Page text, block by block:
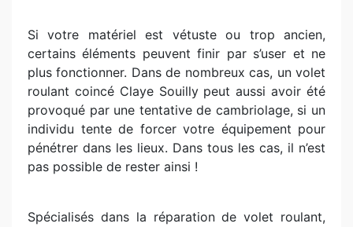
Si votre matériel est vétuste ou trop ancien,
certains éléments peuvent finir par s’user et ne
plus fonctionner. Dans de nombreux cas, un volet
roulant coincé Claye Souilly peut aussi avoir été
provoqué par une tentative de cambriolage, si un
individu tente de forcer votre équipement pour
pénétrer dans les lieux. Dans tous les cas, il n’est
pas possible de rester ainsi !
Spécialisés dans la réparation de volet roulant,